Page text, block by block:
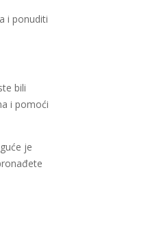
i ponuditi
bili
i pomoći
je